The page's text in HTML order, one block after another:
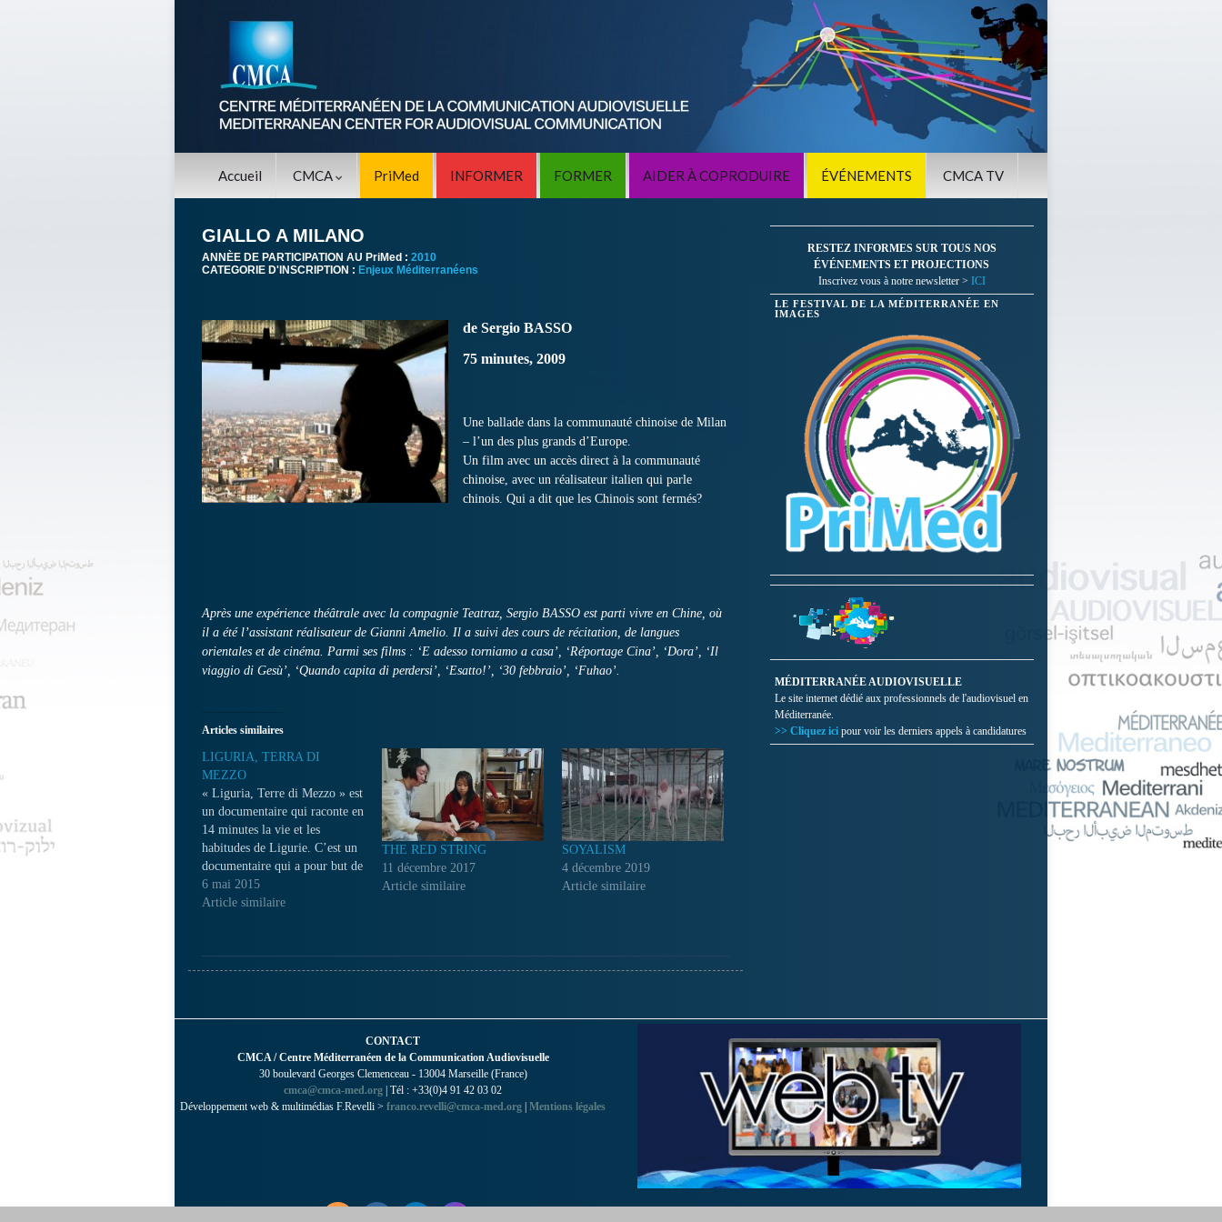
Accueil CMCA PriMed INFORMER FORMER AIDER À COPRODUIRE ÉVÉNEMENTS CMCA TV
GIALLO A MILANO
ANNÈE DE PARTICIPATION AU PriMed : 2010
CATEGORIE D'INSCRIPTION : Enjeux Méditerranéens
de Sergio BASSO
75 minutes, 2009
Une ballade dans la communauté chinoise de Milan
– l’un des plus grands d’Europe.
Un film avec un accès direct à la communauté
chinoise, avec un réalisateur italien qui parle
chinois. Qui a dit que les Chinois sont fermés?
Après une expérience théâtrale avec la compagnie Teatraz, Sergio BASSO est parti vivre en Chine, où
il a été l’assistant réalisateur de Gianni Amelio. Il a suivi des cours de récitation, de langues
orientales et de cinéma. Parmi ses films : ‘E adesso torniamo a casa’, ‘Réportage Cina’, ‘Dora’, ‘Il
viaggio di Gesù’, ‘Quando capita di perdersi’, ‘Esatto!’, ‘30 febbraio’, ‘Fuhao’.
Articles similaires
LIGURIA, TERRA DI
MEZZO
« Liguria, Terre di Mezzo » est
un documentaire qui raconte en
14 minutes la vie et les
habitudes de Ligurie. C’est un
documentaire qui a pour but de
promouvoir le tourisme chinois
en Ligurie et qui sera présenté
6 mai 2015
Article similaire
THE RED STRING
11 décembre 2017
Article similaire
SOYALISM
4 décembre 2019
Article similaire
RESTEZ INFORMES SUR TOUS NOS
ÉVÉNEMENTS ET PROJECTIONS
Inscrivez vous à notre newsletter > ICI
LE FESTIVAL DE LA MÉDITERRANÉE EN
IMAGES
MÉDITERRANÉE AUDIOVISUELLE
Le site internet dédié aux professionnels de l'audiovisuel en
Méditerranée.
>> Cliquez ici pour voir les derniers appels à candidatures
CONTACT
CMCA / Centre Méditerranéen de la Communication Audiovisuelle
30 boulevard Georges Clemenceau - 13004 Marseille (France)
cmca@cmca-med.org | Tél : +33(0)4 91 42 03 02
Développement web & multimédias F.Revelli > franco.revelli@cmca-med.org Mentions légales